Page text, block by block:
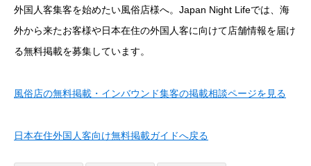
外国人客集客を始めたい風俗店様へ。Japan Night Lifeでは、海
外から来たお客様や日本在住の外国人客に向けて店舗情報を届け
る無料掲載を募集しています。
風俗店の無料掲載・インバウンド集客の掲載相談ページを見る
日本在住外国人客向け無料掲載ガイドへ戻る